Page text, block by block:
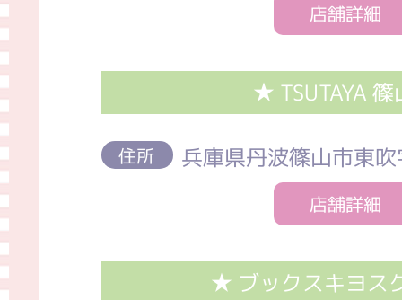
店舗詳細
★ TSUTAYA 篠
住所 兵庫県丹波篠山市東
店舗詳細
★ ブックスキヨス